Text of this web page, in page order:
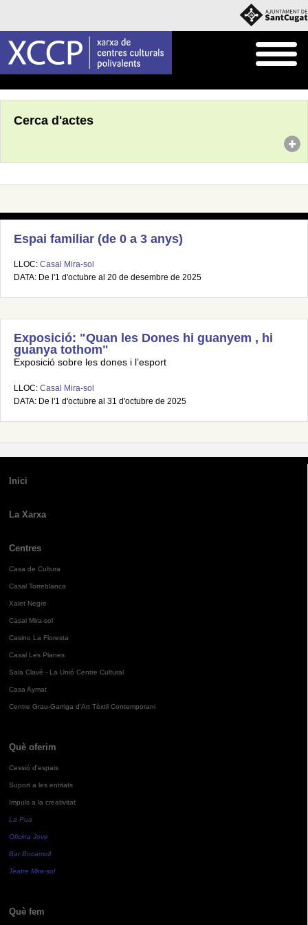
Cerca d'actes
Espai familiar (de 0 a 3 anys)
LLOC: Casal Mira-sol
DATA: De l'1 d'octubre al 20 de desembre de 2025
Exposició: "Quan les Dones hi guanyem , hi
guanya tothom"
Exposició sobre les dones i l’esport
LLOC: Casal Mira-sol
DATA: De l'1 d'octubre al 31 d'octubre de 2025
Inici
La Xarxa
Centres
Casa de Cultura
Casal Torreblanca
Xalet Negre
Casal Mira-sol
Casino La Floresta
Casal Les Planes
Sala Clavé - La Unió Centre Cultural
Casa Aymat
Centre Grau-Garriga d'Art Tèxtil Contemporani
Què oferim
Cessió d'espais
Suport a les entitats
Impuls a la creativitat
La Pua
Oficina Jove
Bar Bocamoll
Teatre Mira-sol
Què fem